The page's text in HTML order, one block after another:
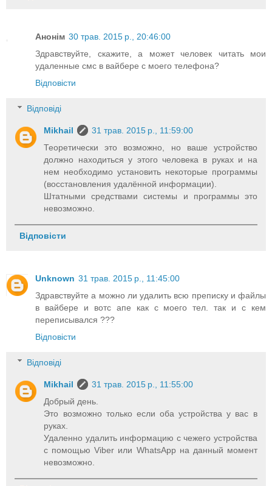
Анонім 30 трав. 2015 р., 20:46:00
Здравствуйте, скажите, а может человек читать мои
удаленные смс в вайбере с моего телефона?
Відповісти
Відповіді
Mikhail
31 трав. 2015 р., 11:59:00
Теоретически это возможно, но ваше устройство
должно находиться у этого человека в руках и на
нем необходимо установить некоторые программы
(восстановления удалённой информации).
Штатными средствами системы и программы это
невозможно.
Відповісти
Unknown 31 трав. 2015 р., 11:45:00
Здравствуйте а можно ли удалить всю преписку и файлы
в вайбере и вотс апе как с моего тел. так и с кем
переписывался ???
Відповісти
Відповіді
Mikhail
31 трав. 2015 р., 11:55:00
Добрый день.
Это возможно только если оба устройства у вас в
руках.
Удаленно удалить информацию с чежего устройства
с помощью Viber или WhatsApp на данный момент
невозможно.